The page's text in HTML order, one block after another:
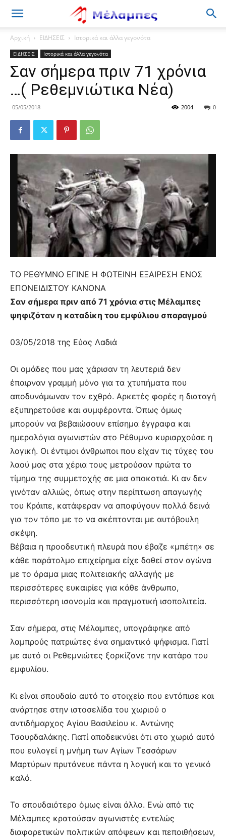
Μέλαμπες
Αρχική ΕΙΔΗΣΕΙΣ Ιστορικά και άλλα γεγονότα
ΕΙΔΗΣΕΙΣ Ιστορικά και άλλα γεγονότα
Σαν σήμερα πριν 71 χρόνια
…( Ρεθεμνιώτικα Νέα)
05/05/2018 0
2004
ΤΟ ΡΕΘΥΜΝΟ ΕΓΙΝΕ Η ΦΩΤΕΙΝΗ ΕΞΑΙΡΕΣΗ ΕΝΟΣ
ΕΠΟΝΕΙΔΙΣΤΟΥ ΚΑΝΟΝΑ
Σαν σήμερα πριν από 71 χρόνια στις Μέλαμπες
ψηφιζόταν η καταδίκη του εμφύλιου σπαραγμού
03/05/2018 της Εύας Λαδιά
Οι ομάδες που μας χάρισαν τη λευτεριά δεν
έπαιρναν γραμμή μόνο για τα χτυπήματα που
αποδυνάμωναν τον εχθρό. Αρκετές φορές η διαταγή
εξυπηρετούσε και συμφέροντα. Όπως όμως
μπορούν να βεβαιώσουν επίσημα έγγραφα και
ημερολόγια αγωνιστών στο Ρέθυμνο κυριαρχούσε η
λογική. Οι έντιμοι άνθρωποι που είχαν τις τύχες του
λαού μας στα χέρια τους μετρούσαν πρώτα το
τίμημα της συμμετοχής σε μια αποκοτιά. Κι αν δεν
γινόταν αλλιώς, όπως στην περίπτωση απαγωγής
του Κράιπε, κατάφεραν να αποφύγουν πολλά δεινά
για τον τόπο με το να σκέπτονται με αυτόβουλη
σκέψη.
Βέβαια η προοδευτική πλευρά που έβαζε «μπέτη» σε
κάθε παράτολμο επιχείρημα είχε δοθεί στον αγώνα
με το όραμα μιας πολιτειακής αλλαγής με
περισσότερες ευκαιρίες για κάθε άνθρωπο,
περισσότερη ισονομία και πραγματική ισοπολιτεία.
Σαν σήμερα, στις Μέλαμπες, υπογράφηκε από
λαμπρούς πατριώτες ένα σημαντικό ψήφισμα. Γιατί
με αυτό οι Ρεθεμνιώτες ξορκίζανε την κατάρα του
εμφυλίου.
Κι είναι σπουδαίο αυτό το στοιχείο που εντόπισε και
ανάρτησε στην ιστοσελίδα του χωριού ο
αντιδήμαρχος Αγίου Βασιλείου κ. Αντώνης
Τσουρδαλάκης. Γιατί αποδεικνύει ότι στο χωριό αυτό
που ευλογεί η μνήμη των Αγίων Τεσσάρων
Μαρτύρων πρυτάνευε πάντα η λογική και το γενικό
καλό.
Το σπουδαιότερο όμως είναι άλλο. Ενώ από τις
Μέλαμπες κρατούσαν αγωνιστές εντελώς
διαφορετικών πολιτικών απόψεων και πεποιθήσεων,